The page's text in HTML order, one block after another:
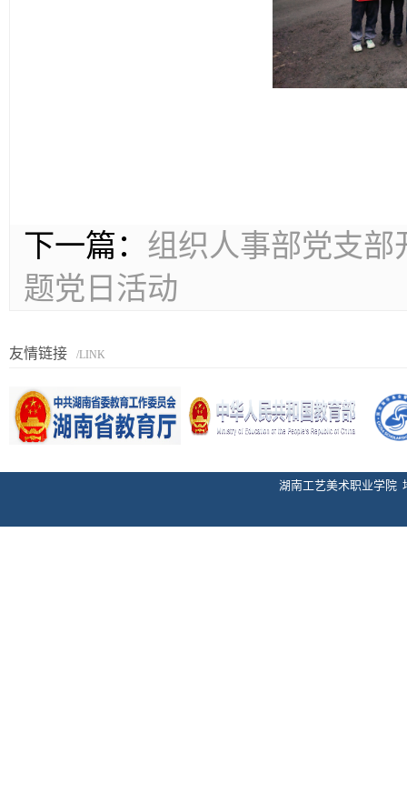
下一篇： 组织人事部党支部
题党日活动
友情链接 /LINK
湖南工艺美术职业学院